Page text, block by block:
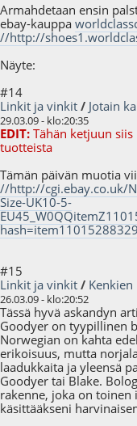
Armahdetaan ensin
ebay-kauppa
//http://
Näyte:
#14
Linkit ja vinkit / Jotain
29.03.09 - klo:20:35
EDIT: Tähän ketjuun
tuotteista
Tämän päivän muotia
//http://cgi.ebay.co.uk/
Size-UK10-5-
#15
Linkit ja vinkit /
26.03.09 - klo:20:52
Tässä hyvä askandyn
Goodyer on tyypillinen
Norwegian on kahta
erikoisuus, mutta
laadukkaita ja yleensä
Goodyer tai Blake.
rakenne, joka on toinen
käsittääkseni